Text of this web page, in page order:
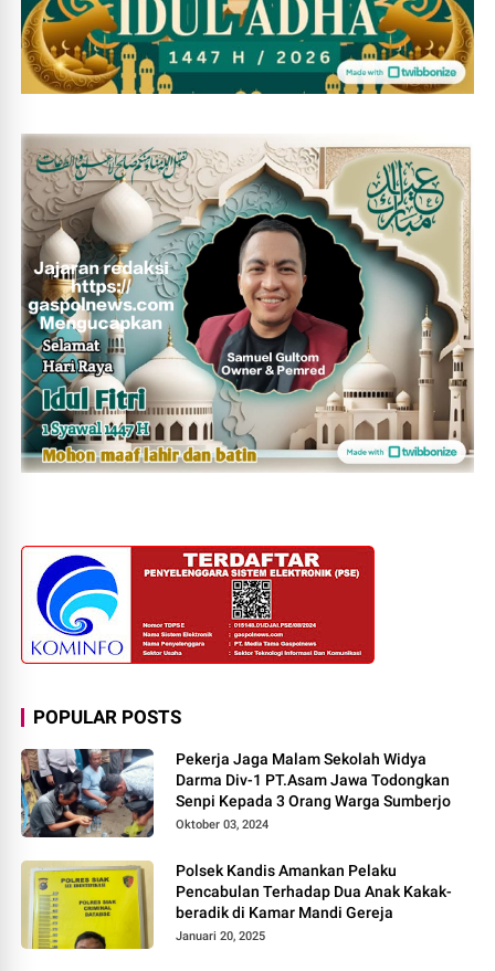
POPULAR POSTS
Pekerja Jaga Malam Sekolah Widya
Darma Div-1 PT.Asam Jawa Todongkan
Senpi Kepada 3 Orang Warga Sumberjo
Oktober 03, 2024
Polsek Kandis Amankan Pelaku
Pencabulan Terhadap Dua Anak Kakak-
beradik di Kamar Mandi Gereja
Januari 20, 2025